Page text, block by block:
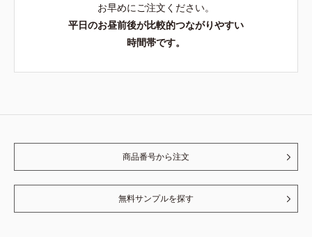
お早めにご注文ください。
平日のお昼前後が比較的つながりやすい
時間帯です。
商品番号から注文
無料サンプルを探す